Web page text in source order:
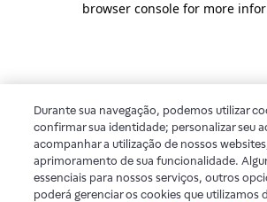
browser console for more
Durante sua navegação, podemos utilizar
confirmar sua identidade; personalizar seu
acompanhar a utilização de nossos
aprimoramento de sua funcionalidade.
essenciais para nossos serviços, outros
poderá gerenciar os cookies que utilizamos